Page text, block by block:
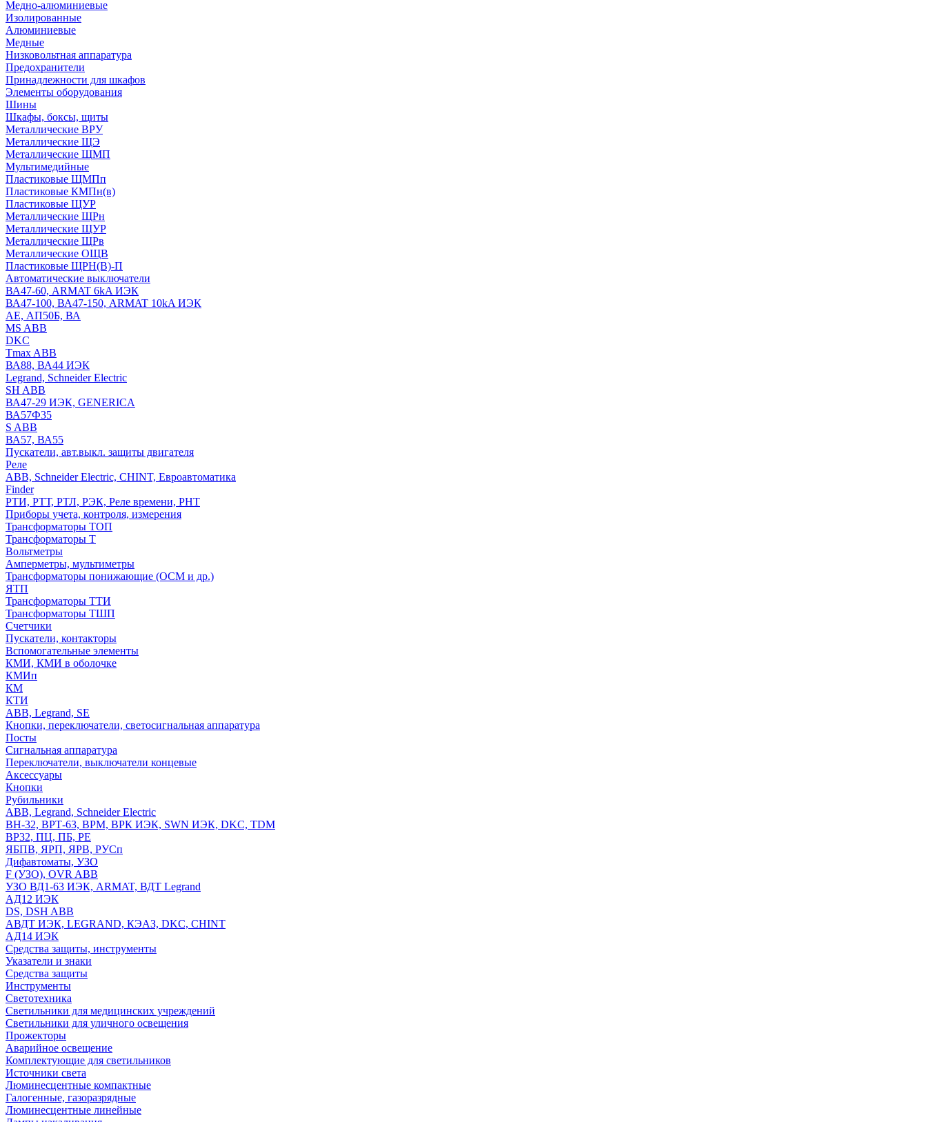
Медно-алюминиевые
Изолированные
Алюминиевые
Медные
Низковольтная аппаратура
Предохранители
Принадлежности для шкафов
Элементы оборудования
Шины
Шкафы, боксы, щиты
Металлические ВРУ
Металлические ЩЭ
Металлические ЩМП
Мультимедийные
Пластиковые ЩМПп
Пластиковые КМПн(в)
Пластиковые ЩУР
Металлические ЩРн
Металлические ЩУР
Металлические ЩРв
Металлические ОЩВ
Пластиковые ЩРН(В)-П
Автоматические выключатели
ВА47-60, ARMAT 6kA ИЭК
ВА47-100, ВА47-150, ARMAT 10kA ИЭК
АЕ, АП50Б, ВА
MS ABB
DKC
Tmax ABB
ВА88, ВА44 ИЭК
Legrand, Schneider Electric
SH ABB
ВА47-29 ИЭК, GENERICA
ВА57Ф35
S ABB
ВА57, ВА55
Пускатели, авт.выкл. защиты двигателя
Реле
ABB, Schneider Electric, CHINT, Евроавтоматика
Finder
РТИ, РТТ, РТЛ, РЭК, Реле времени, РНТ
Приборы учета, контроля, измерения
Трансформаторы ТОП
Трансформаторы Т
Вольтметры
Амперметры, мультиметры
Трансформаторы понижающие (ОСМ и др.)
ЯТП
Трансформаторы ТТИ
Трансформаторы ТШП
Счетчики
Пускатели, контакторы
Вспомогательные элементы
КМИ, КМИ в оболочке
КМИп
КМ
КТИ
ABB, Legrand, SE
Кнопки, переключатели, светосигнальная аппаратура
Посты
Cигнальная аппаратура
Переключатели, выключатели концевые
Аксессуары
Кнопки
Рубильники
ABB, Legrand, Schneider Electric
ВН-32, ВРТ-63, ВРМ, ВРК ИЭК, SWN ИЭК, DKC, TDM
ВР32, ПЦ, ПБ, РЕ
ЯБПВ, ЯРП, ЯРВ, РУСп
Дифавтоматы, УЗО
F (УЗО), OVR ABB
УЗО ВД1-63 ИЭК, ARMAT, ВДТ Legrand
АД12 ИЭК
DS, DSH ABB
АВДТ ИЭК, LEGRAND, КЭАЗ, DKC, CHINT
АД14 ИЭК
Средства защиты, инструменты
Указатели и знаки
Средства защиты
Инструменты
Светотехника
Светильники для медицинских учреждений
Светильники для уличного освещения
Прожекторы
Аварийное освещение
Комплектующие для светильников
Источники света
Люминесцентные компактные
Галогенные, газоразрядные
Люминесцентные линейные